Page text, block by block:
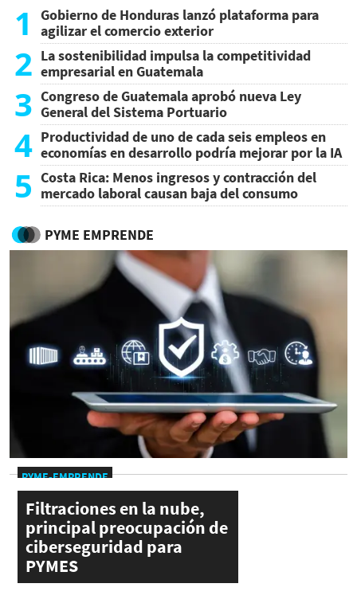
1
Gobierno de Honduras lanzó plataforma para
agilizar el comercio exterior
2 La sostenibilidad impulsa la competitividad
empresarial en Guatemala
3 Congreso de Guatemala aprobó nueva Ley
General del Sistema Portuario
4 Productividad de uno de cada seis empleos en
economías en desarrollo podría mejorar por la IA
5 Costa Rica: Menos ingresos y contracción del
mercado laboral causan baja del consumo
PYME EMPRENDE
PYME-EMPRENDE
Filtraciones en la nube,
principal preocupación de
ciberseguridad para
PYMES